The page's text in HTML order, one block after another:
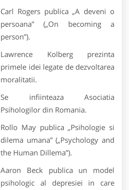
Carl Rogers publica „A deveni o
persoana” („On becoming a
person”).
Lawrence Kolberg prezinta
primele idei legate de dezvoltarea
moralitatii.
Se infiinteaza Asociatia
Psihologilor din Romania.
Rollo May publica „Psihologie si
dilema umana” („Psychology and
the Human Dillema”).
Aaron Beck publica un model
psihologic al depresiei in care